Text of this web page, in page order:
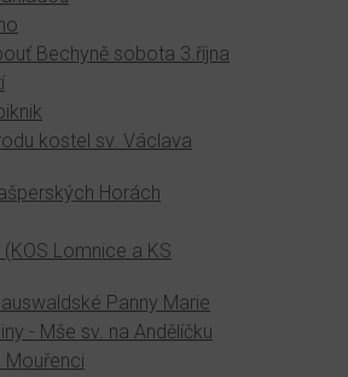
Bechyně sobota 3.října
kostel sv. Václava
Horách
Lomnice a KS
Panny Marie
- Mše sv. na Andělíčku
Mouřenci